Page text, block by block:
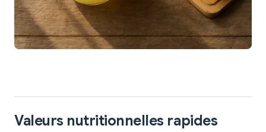
Valeurs nutritionnelles rapides